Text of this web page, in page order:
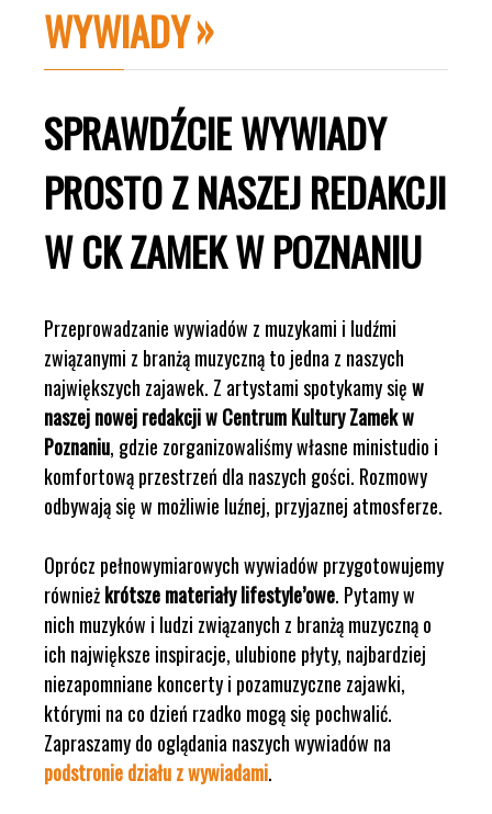
WYWIADY
SPRAWDŹCIE WYWIADY
PROSTO Z NASZEJ REDAKCJI
W CK ZAMEK W POZNANIU
Przeprowadzanie wywiadów z muzykami i ludźmi
związanymi z branżą muzyczną to jedna z naszych
największych zajawek. Z artystami spotykamy sięw
naszej nowej redakcji w Centrum Kultury Zamek w
Poznaniu, gdzie zorganizowaliśmy własne ministudio i
komfortową przestrzeń dla naszych gości. Rozmowy
odbywają się w możliwie luźnej, przyjaznej atmosferze.
Oprócz pełnowymiarowych wywiadów przygotowujemy
równieżkrótsze materiały lifestyle’owe. Pytamy w
nich muzyków i ludzi związanych z branżą muzyczną o
ich największe inspiracje, ulubione płyty, najbardziej
niezapomniane koncerty i pozamuzyczne zajawki,
którymi na co dzień rzadko mogą się pochwalić.
Zapraszamy do oglądania naszych wywiadów na
podstronie działu z wywiadami.